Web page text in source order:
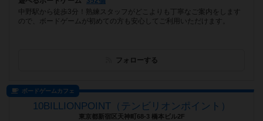
中野駅から徒歩3分！熟練スタッフがどこよりも丁寧なご案内をします
ので、ボードゲームが初めての方も安心してご利用いただけます。
フォローする
ボードゲームカフェ
10BILLIONPOINT（テンビリオンポイント）
東京都新宿区天神町68-3 橋本ビル2F